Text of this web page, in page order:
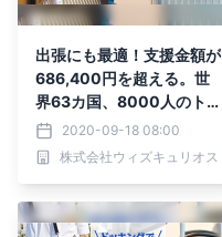
出張にも最適！支援金額が
686,400円を超える。世
界63カ国、8000人のト
ラベラーが選んだ「移動を
もっと楽にする」バッグ
先行予約受付中！
2020-09-18 08:00
株式会社ウィズキュリオス